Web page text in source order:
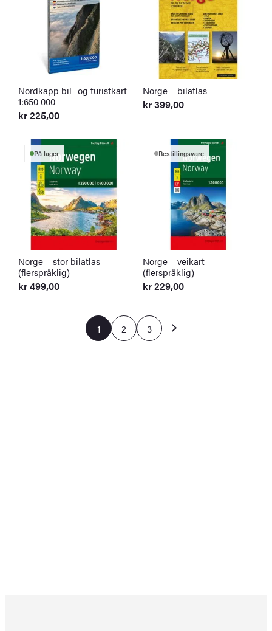
Nordkapp bil- og turistkart
1:650 000
kr225,00
Norge – bilatlas
kr399,00
På lager
Norge – stor bilatlas
(flerspråklig)
kr499,00
Bestillingsvare
Norge – veikart
(flerspråklig)
kr229,00
1 2 3